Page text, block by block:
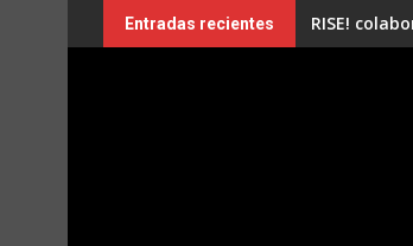
al
Entradas recientes RISE!